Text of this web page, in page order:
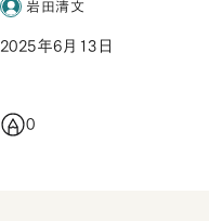
岩田清文
2025年6月13日
0